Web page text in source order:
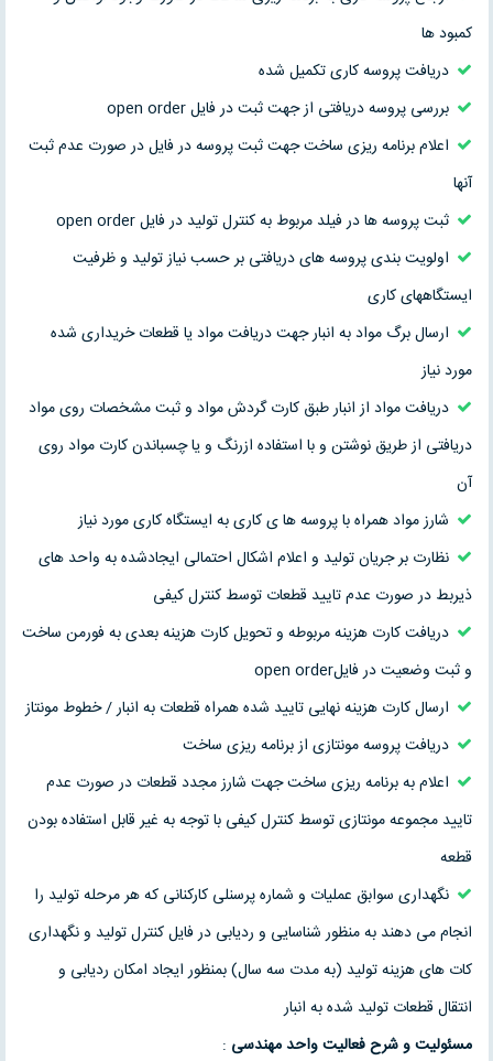
کمبود ها
دریافت پروسه کاری تکمیل شده
بررسی پروسه دریافتی از جهت ثبت در فایل open order
اعلام برنامه ریزی ساخت جهت ثبت پروسه در فایل در صورت عدم ثبت
آنها
ثبت پروسه ها در فیلد مربوط به کنترل تولید در فایل open order
اولویت بندی پروسه های دریافتی بر حسب نیاز تولید و ظرفیت
ایستگاههای کاری
ارسال برگ مواد به انبار جهت دریافت مواد یا قطعات خریداری شده
مورد نیاز
دریافت مواد از انبار طبق کارت گردش مواد و ثبت مشخصات روی مواد
دریافتی از طریق نوشتن و با استفاده ازرنگ و یا چسباندن کارت مواد روی
آن
شارز مواد همراه با پروسه ها ی کاری به ایستگاه کاری مورد نیاز
نظارت بر جریان تولید و اعلام اشکال احتمالی ایجادشده به واحد های
ذیربط در صورت عدم تایید قطعات توسط کنترل کیفی
دریافت کارت هزینه مربوطه و تحویل کارت هزینه بعدی به فورمن ساخت
و ثبت وضعیت در فایلopen order
ارسال کارت هزینه نهایی تایید شده همراه قطعات به انبار / خطوط مونتاز
دریافت پروسه مونتازی از برنامه ریزی ساخت
اعلام به برنامه ریزی ساخت جهت شارز مجدد قطعات در صورت عدم
تایید مجموعه مونتازی توسط کنترل کیفی با توجه به غیر قابل استفاده بودن
قطعه
نگهداری سوابق عملیات و شماره پرسنلی کارکنانی که هر مرحله تولید را
انجام می دهند به منظور شناسایی و ردیابی در فایل کنترل تولید و نگهداری
کات های هزینه تولید (به مدت سه سال) بمنظور ایجاد امکان ردیابی و
انتقال قطعات تولید شده به انبار
مسئولیت و شرح فعالیت واحد مهندسی :